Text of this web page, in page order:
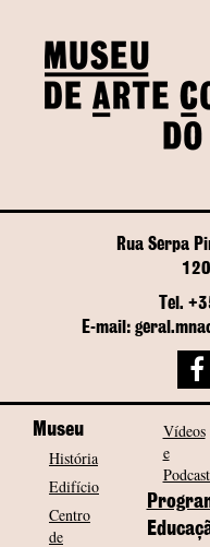
Rua Serpa
Tel.
E-mail:
Museu
História
Edifício
Centro
de
Vídeos
e